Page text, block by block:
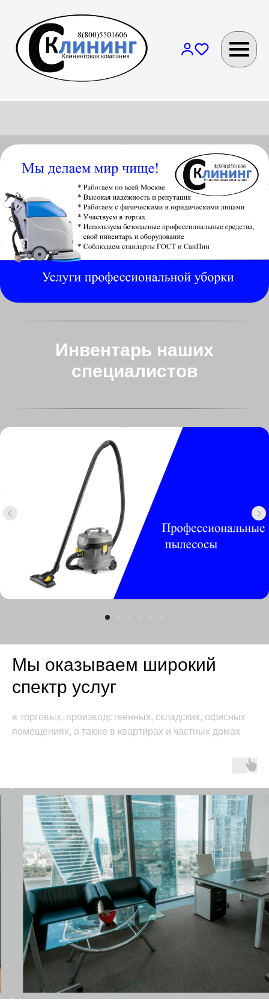
Инвентарь наших
специалистов
Мы оказываем широкий
спектр услуг
в торговых, производственных, складских, офисных
помещениях, а также в квартирах и частных домах